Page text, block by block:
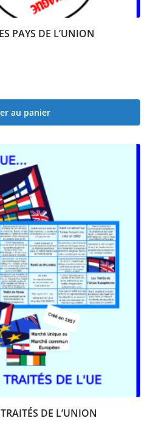
PAYS DE L’UNION
au panier
DE L’UNION